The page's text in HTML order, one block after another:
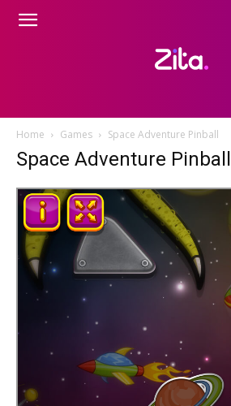
Home Games Space Adventure Pinball
Space Adventure Pinball